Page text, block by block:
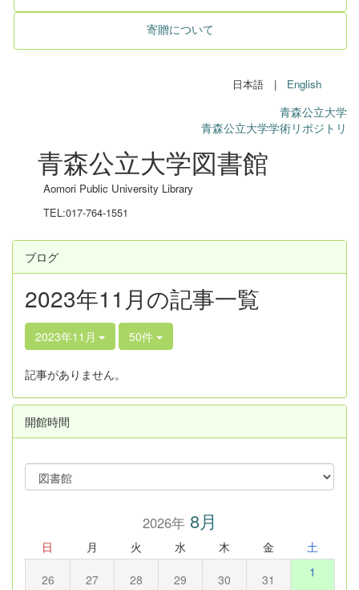
寄贈について
日本語 | English
青森公立大学
青森公立大学学術リポジトリ
青森公立大学図書館
Aomori Public University Library
TEL:017-764-1551
ブログ
2023年11月の記事一覧
2023年11月 50件
記事がありません。
開館時間
2026年8月
日 月 火 水 木 金 土
26 27 28 29 30 31 1